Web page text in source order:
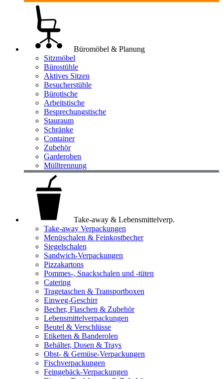
Büromöbel & Planung
Sitzmöbel
Bürostühle
Aktives Sitzen
Besucherstühle
Bürotische
Arbeitstische
Besprechungstische
Stauraum
Schränke
Container
Zubehör
Garderoben
Mülltrennung
Take-away & Lebensmittelverp.
Take-away Verpackungen
Menüschalen & Feinkostbecher
Siegelschalen
Sandwich-Verpackungen
Pizzakartons
Pommes-, Snackschalen und -tüten
Catering
Tragetaschen & Transportboxen
Einweg-Geschirr
Becher, Flaschen & Zubehör
Lebensmittelverpackungen
Beutel & Verschlüsse
Etiketten & Banderolen
Behälter, Dosen & Trays
Obst- & Gemüse-Verpackungen
Fischverpackungen
Feingebäck-Verpackungen